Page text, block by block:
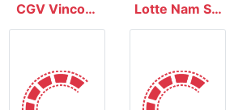
CGV Vincom
Hạ Long
Lotte Nam Sài
Gòn